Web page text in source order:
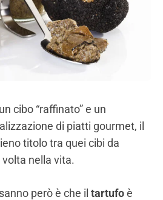
cibo “raffinato” e un
di piatti gourmet, il
titolo tra quei cibi da
nella vita.
però è che il tartufoè